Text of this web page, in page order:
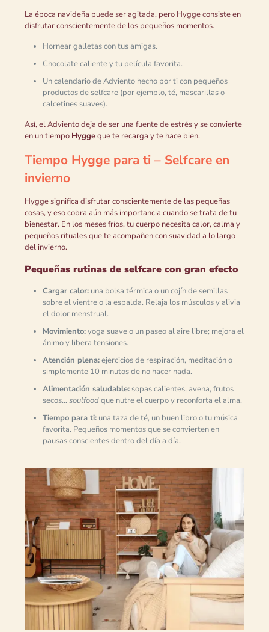
La época navideña puede ser agitada, pero Hygge consiste en
disfrutar conscientemente de los pequeños momentos.
Hornear galletas con tus amigas.
Chocolate caliente y tu película favorita.
Un calendario de Adviento hecho por ti con pequeños
productos de selfcare (por ejemplo, té, mascarillas o
calcetines suaves).
Así, el Adviento deja de ser una fuente de estrés y se convierte
en un tiempo Hyggeque te recarga y te hace bien.
Tiempo Hygge para ti – Selfcare en
invierno
Hygge significa disfrutar conscientemente de las pequeñas
cosas, y eso cobra aún más importancia cuando se trata de tu
bienestar. En los meses fríos, tu cuerpo necesita calor, calma y
pequeños rituales que te acompañen con suavidad a lo largo
del invierno.
Pequeñas rutinas de selfcare con gran efecto
Cargar calor:una bolsa térmica o un cojín de semillas
sobre el vientre o la espalda. Relaja los músculos y alivia
el dolor menstrual.
Movimiento:yoga suave o un paseo al aire libre; mejora el
ánimo y libera tensiones.
Atención plena:ejercicios de respiración, meditación o
simplemente 10 minutos de no hacer nada.
Alimentación saludable:sopas calientes, avena, frutos
secos… soulfoodque nutre el cuerpo y reconforta el alma.
Tiempo para ti:una taza de té, un buen libro o tu música
favorita. Pequeños momentos que se convierten en
pausas conscientes dentro del día a día.